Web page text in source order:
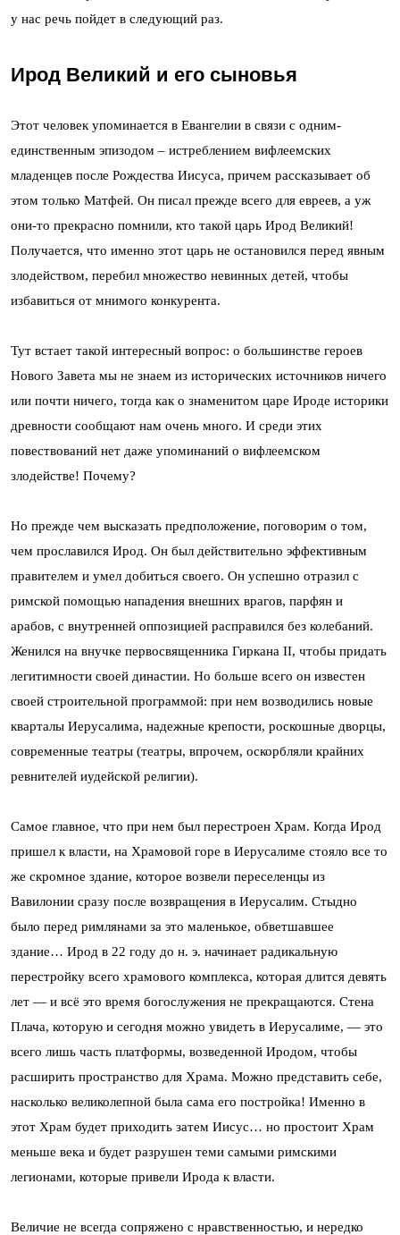
у нас речь пойдет в следующий раз.
Ирод Великий и его сыновья
Этот человек упоминается в Евангелии в связи с одним-
единственным эпизодом – истреблением вифлеемских
младенцев после Рождества Иисуса, причем рассказывает об
этом только Матфей. Он писал прежде всего для евреев, а уж
они-то прекрасно помнили, кто такой царь Ирод Великий!
Получается, что именно этот царь не остановился перед явным
злодейством, перебил множество невинных детей, чтобы
избавиться от мнимого конкурента.
Тут встает такой интересный вопрос: о большинстве героев
Нового Завета мы не знаем из исторических источников ничего
или почти ничего, тогда как о знаменитом царе Ироде историки
древности сообщают нам очень много. И среди этих
повествований нет даже упоминаний о вифлеемском
злодействе! Почему?
Но прежде чем высказать предположение, поговорим о том,
чем прославился Ирод. Он был действительно эффективным
правителем и умел добиться своего. Он успешно отразил с
римской помощью нападения внешних врагов, парфян и
арабов, с внутренней оппозицией расправился без колебаний.
Женился на внучке первосвященника Гиркана II, чтобы придать
легитимности своей династии. Но больше всего он известен
своей строительной программой: при нем возводились новые
кварталы Иерусалима, надежные крепости, роскошные дворцы,
современные театры (театры, впрочем, оскорбляли крайних
ревнителей иудейской религии).
Самое главное, что при нем был перестроен Храм. Когда Ирод
пришел к власти, на Храмовой горе в Иерусалиме стояло все то
же скромное здание, которое возвели переселенцы из
Вавилонии сразу после возвращения в Иерусалим. Стыдно
было перед римлянами за это маленькое, обветшавшее
здание… Ирод в 22 году до н. э. начинает радикальную
перестройку всего храмового комплекса, которая длится девять
лет — и всё это время богослужения не прекращаются. Стена
Плача, которую и сегодня можно увидеть в Иерусалиме, — это
всего лишь часть платформы, возведенной Иродом, чтобы
расширить пространство для Храма. Можно представить себе,
насколько великолепной была сама его постройка! Именно в
этот Храм будет приходить затем Иисус… но простоит Храм
меньше века и будет разрушен теми самыми римскими
легионами, которые привели Ирода к власти.
Величие не всегда сопряжено с нравственностью, и нередко